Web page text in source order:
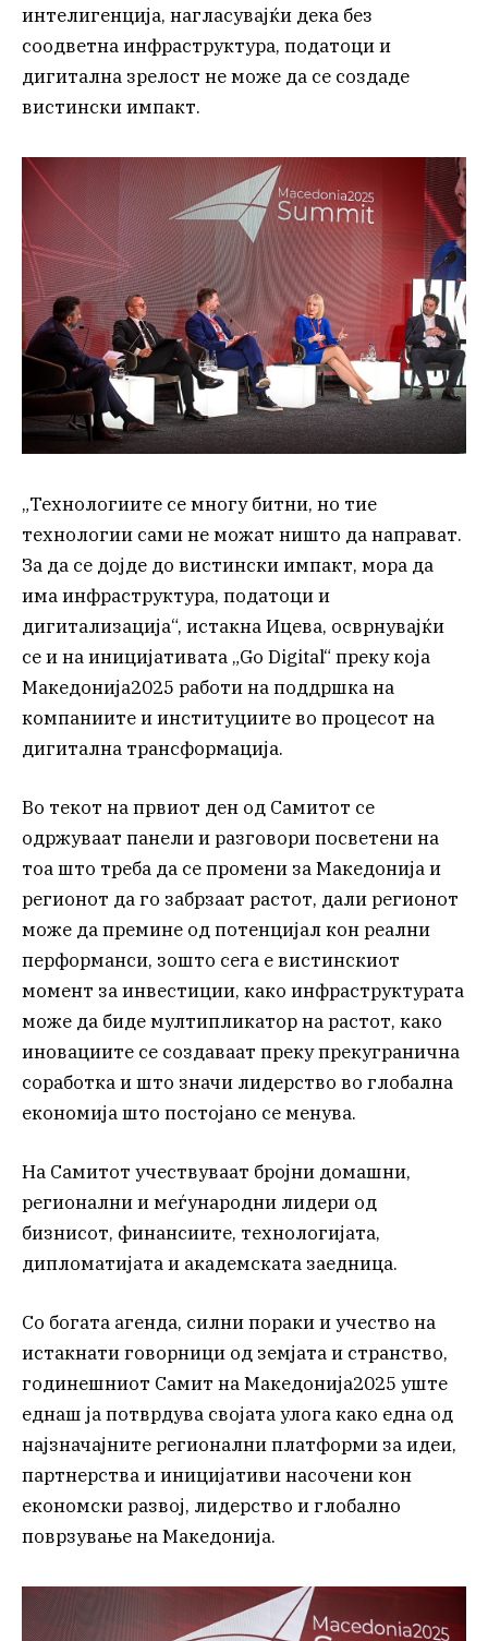
интелигенција, нагласувајќи дека без
соодветна инфраструктура, податоци и
дигитална зрелост не може да се создаде
вистински импакт.
„Технологиите се многу битни, но тие
технологии сами не можат ништо да направат.
За да се дојде до вистински импакт, мора да
има инфраструктура, податоци и
дигитализација“, истакна Ицева, осврнувајќи
се и на иницијативата „Go Digital“ преку која
Македонија2025 работи на поддршка на
компаниите и институциите во процесот на
дигитална трансформација.
Во текот на првиот ден од Самитот се
одржуваат панели и разговори посветени на
тоа што треба да се промени за Македонија и
регионот да го забрзаат растот, дали регионот
може да премине од потенцијал кон реални
перформанси, зошто сега е вистинскиот
момент за инвестиции, како инфраструктурата
може да биде мултипликатор на растот, како
иновациите се создаваат преку прекугранична
соработка и што значи лидерство во глобална
економија што постојано се менува.
На Самитот учествуваат бројни домашни,
регионални и меѓународни лидери од
бизнисот, финансиите, технологијата,
дипломатијата и академската заедница.
Со богата агенда, силни пораки и учество на
истакнати говорници од земјата и странство,
годинешниот Самит на Македонија2025 уште
еднаш ја потврдува својата улога како една од
најзначајните регионални платформи за идеи,
партнерства и иницијативи насочени кон
економски развој, лидерство и глобално
поврзување на Македонија.